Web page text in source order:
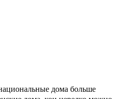
дома больше